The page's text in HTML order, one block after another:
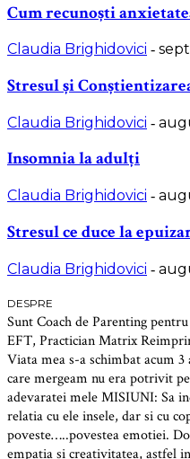
Cum recunoști
Claudia Brighidovici -
Stresul și
Claudia Brighidovici -
Insomnia la adulți
Claudia Brighidovici -
Stresul ce duce la
Claudia Brighidovici -
DESPRE
Sunt Coach de Parenting
EFT, Practician Matrix
Viata mea s-a schimbat acum
care mergeam nu era potrivit
adevaratei mele MISIUNI: Sa
relatia cu ele insele, dar si cu
poveste…..povestea emotiei.
empatia si creativitatea, astfel